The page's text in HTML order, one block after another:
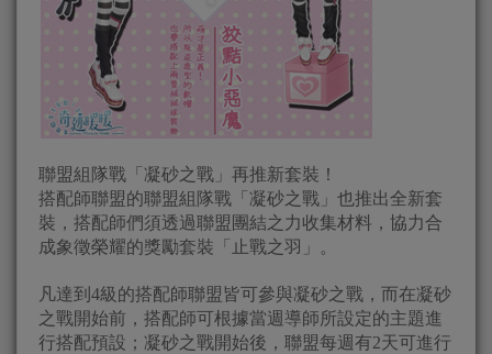
聯盟組隊戰「凝砂之戰」再推新套裝！
搭配師聯盟的聯盟組隊戰「凝砂之戰」也推出全新套
裝，搭配師們須透過聯盟團結之力收集材料，協力合
成象徵榮耀的獎勵套裝「止戰之羽」。
凡達到4級的搭配師聯盟皆可參與凝砂之戰，而在凝砂
之戰開始前，搭配師可根據當週導師所設定的主題進
行搭配預設；凝砂之戰開始後，聯盟每週有2天可進行